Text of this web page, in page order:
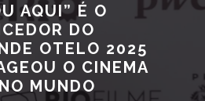
AQUI” É O
DO
OTELO 2025
O CINEMA
MUNDO